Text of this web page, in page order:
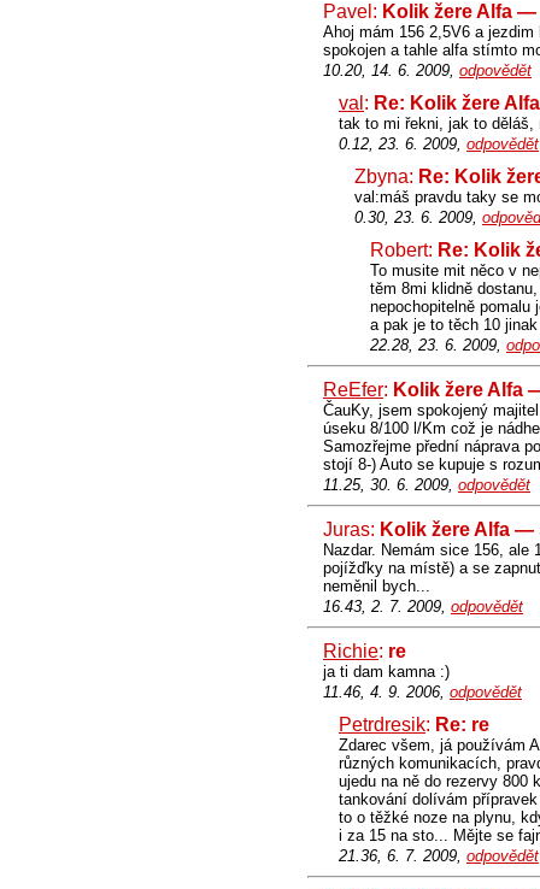
Pavel: Kolik žere Alfa
Ahoj mám 156 2,5V6 a
spokojen a tahle alfa stímto
10.20, 14. 6. 2009, odpovědět
val : Re: Kolik žere
tak to mi řekni, jak to
0.12, 23. 6. 2009, odpovědět
Zbyna: Re: Kolik
val:máš pravdu taky se
0.30, 23. 6. 2009,
Robert: Re: Kolik
To musite mit něco v
těm 8mi klidně
nepochopitelně
a pak je to těch 10
22.28, 23. 6. 2009,
ReEfer: Kolik žere Alfa
ČauKy, jsem spokojený
úseku 8/100 l/Km což je
Samozřejme přední náprava
stojí 8-) Auto se kupuje s
11.25, 30. 6. 2009, odpovědět
Juras: Kolik žere Alfa —
Nazdar. Nemám sice 156,
pojížďky na místě) a se
neměnil bych...
16.43, 2. 7. 2009, odpovědět
Richie: re
ja ti dam kamna :)
11.46, 4. 9. 2006, odpovědět
Petrdresik: Re: re
Zdarec všem, já používám
různých komunikacích,
ujedu na ně do rezervy 800
tankování dolívám
to o těžké noze na plynu,
i za 15 na sto... Mějte se
21.36, 6. 7. 2009, odpovědět